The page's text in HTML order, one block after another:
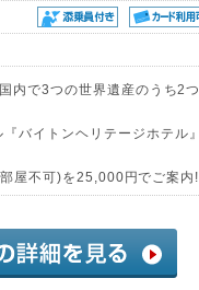
内で3つの世界遺産のうち2つ
バイトンヘリテージホテル』
屋不可)を25,000円でご案内!